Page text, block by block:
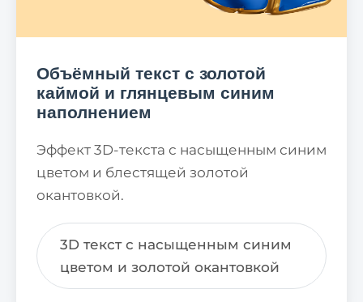
Объёмный текст с золотой
каймой и глянцевым синим
наполнением
Эффект 3D-текста с насыщенным синим
цветом и блестящей золотой
окантовкой.
3D текст с насыщенным синим
цветом и золотой окантовкой